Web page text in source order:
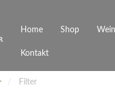
Home Shop
Weißweine
Junges Schwaben
Veranstaltungen
Kontakt
Filter